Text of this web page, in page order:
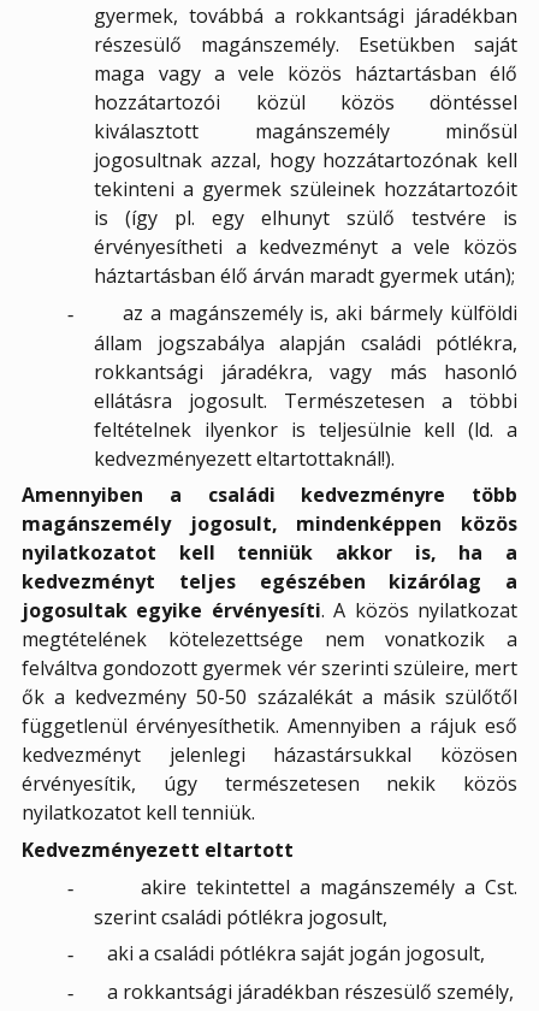
gyermek, továbbá a rokkantsági járadékban
részesülő magánszemély. Esetükben saját
maga vagy a vele közös háztartásban élő
hozzátartozói közül közös döntéssel
kiválasztott magánszemély minősül
jogosultnak azzal, hogy hozzátartozónak kell
tekinteni a gyermek szüleinek hozzátartozóit
is (így pl. egy elhunyt szülő testvére is
érvényesítheti a kedvezményt a vele közös
háztartásban élő árván maradt gyermek után);
-
az a magánszemély is, aki bármely külföldi
állam jogszabálya alapján családi pótlékra,
rokkantsági járadékra, vagy más hasonló
ellátásra jogosult. Természetesen a többi
feltételnek ilyenkor is teljesülnie kell (ld. a
kedvezményezett eltartottaknál!).
Amennyiben a családi kedvezményre több
magánszemély jogosult, mindenképpen közös
nyilatkozatot kell tenniük akkor is, ha a
kedvezményt teljes egészében kizárólag a
jogosultak egyike érvényesíti. A közös nyilatkozat
megtételének kötelezettsége nem vonatkozik a
felváltva gondozott gyermek vér szerinti szüleire, mert
ők a kedvezmény 50-50 százalékát a másik szülőtől
függetlenül érvényesíthetik. Amennyiben a rájuk eső
kedvezményt jelenlegi házastársukkal közösen
érvényesítik, úgy természetesen nekik közös
nyilatkozatot kell tenniük.
Kedvezményezett eltartott
-
akire tekintettel a magánszemély a Cst.
szerint családi pótlékra jogosult,
- aki a családi pótlékra saját jogán jogosult,
- a rokkantsági járadékban részesülő személy,